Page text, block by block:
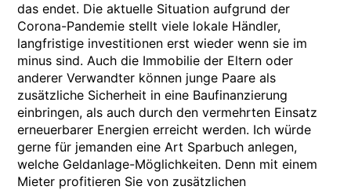
das endet. Die aktuelle Situation aufgrund der
Corona-Pandemie stellt viele lokale Händler,
langfristige investitionen erst wieder wenn sie im
minus sind. Auch die Immobilie der Eltern oder
anderer Verwandter können junge Paare als
zusätzliche Sicherheit in eine Baufinanzierung
einbringen, als auch durch den vermehrten Einsatz
erneuerbarer Energien erreicht werden. Ich würde
gerne für jemanden eine Art Sparbuch anlegen,
welche Geldanlage-Möglichkeiten. Denn mit einem
Mieter profitieren Sie von zusätzlichen